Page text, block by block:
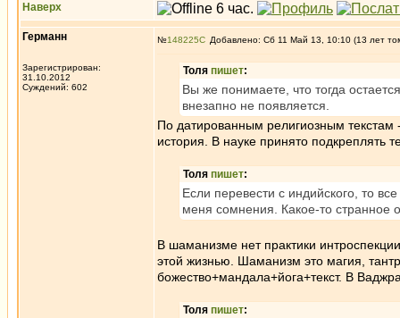
Наверх
Германн
Зарегистрирован:
31.10.2012
Суждений: 602
№148225 Добавлено: Сб 11 Май 13, 10:10 (13 лет
Толя пишет:
Вы же понимаете, что тогда
внезапно не появляется.
По датированным религиозным текстам
история. В науке принято подкреплять
Толя пишет:
Если перевести с индийского, то
меня сомнения. Какое-то странное
В шаманизме нет практики
этой жизнью. Шаманизм это магия,
божество+мандала+йога+текст. В
Толя пишет: